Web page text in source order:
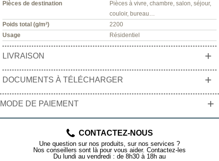
Pièces de destination
Pièces à vivre, chambre, salon, séjour,
couloir, bureau…
Poids total (g/m²)
2200
Usage
Résidentiel
LIVRAISON +
DOCUMENTS À TÉLÉCHARGER +
MODE DE PAIEMENT +
CONTACTEZ-NOUS
Une question sur nos produits, sur nos services ?
Nos conseillers sont là pour vous aider. Contactez-les
Du lundi au vendredi : de 8h30 à 18h au